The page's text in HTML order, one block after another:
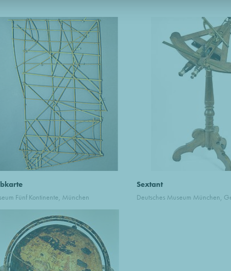
Fünf Kontinente, München
Sextant
Deutsches Museum München,